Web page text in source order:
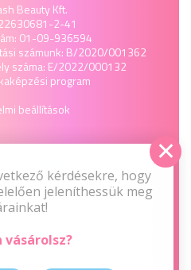
Beauty Kft.
2-41
01-09-936594
számunk: B/2020/001362
száma: E/2022/000132
képzési program
beállítások
kérdésekre, hogy
jeleníthessük meg
vásárolsz?